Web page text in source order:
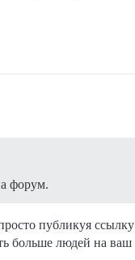
форум.
публикуя
больше людей на